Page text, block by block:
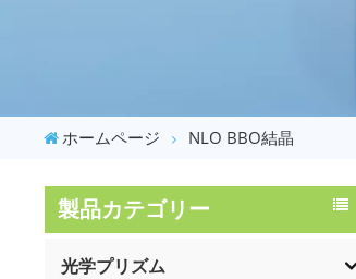
ホームページ NLO BBO結晶
製品カテゴリー
光学プリズム